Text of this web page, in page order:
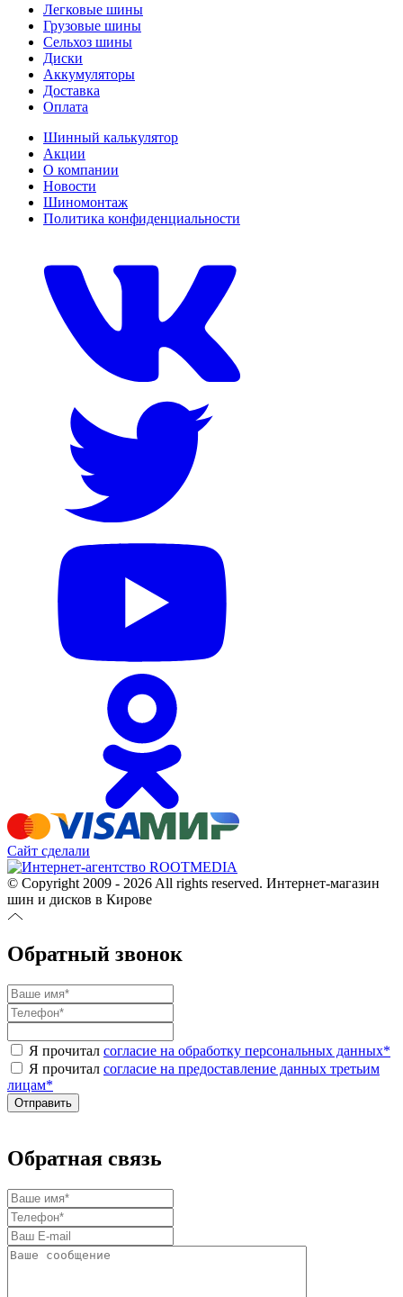
Легковые шины
Грузовые шины
Сельхоз шины
Диски
Аккумуляторы
Доставка
Оплата
Шинный калькулятор
Акции
О компании
Новости
Шиномонтаж
Политика конфиденциальности
Сайт сделали
© Copyright 2009 - 2026 All rights reserved. Интернет-магазин
шин и дисков в Кирове
Обратный звонок
Я прочитал согласие на обработку персональных данных*
Я прочитал согласие на предоставление данных третьим
лицам*
Обратная связь